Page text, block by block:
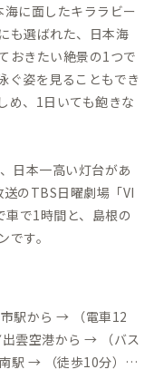
に面したキララビー
も選ばれた、日本海
おきたい絶景の1つで
ぐ姿を見ることもでき
め、1日いても飽きな
日本一高い灯台があ
のTBS日曜劇場「VI
で1時間と、島根の
す。
駅から → （電車12
雲空港から → （バス
駅 → （徒歩10分）→